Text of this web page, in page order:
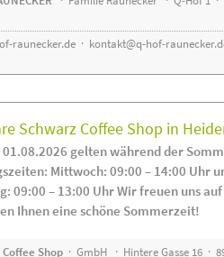
raunecker.de · kontakt@q-hof-
Schwarz Coffee Shop in
01.08.2026 gelten während der
Mittwoch: 09:00 – 14:00 Uhr
09:00 – 13:00 Uhr Wir freuen uns
Ihnen eine schöne Sommerzeit!
Shop · GmbH · Hintere Gasse 16 ·